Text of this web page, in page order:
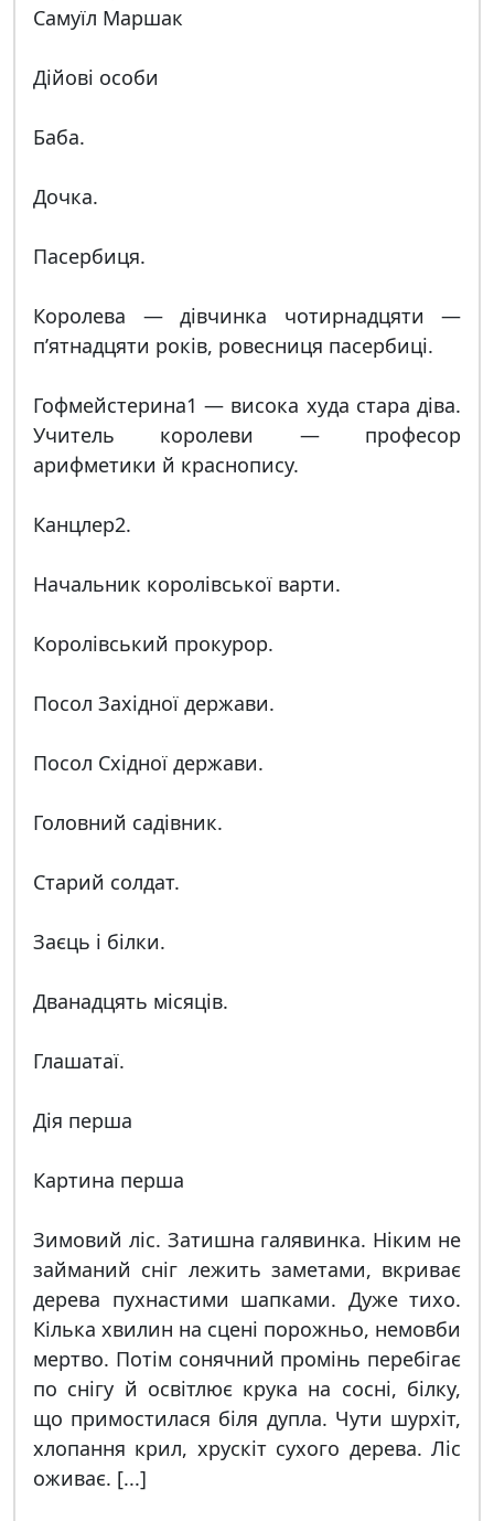
Самуїл Маршак
Дійові особи
Баба.
Дочка.
Пасербиця.
Королева — дівчинка чотирнадцяти —
п’ятнадцяти років, ровесниця пасербиці.
Гофмейстерина1 — висока худа стара діва.
Учитель королеви — професор
арифметики й краснопису.
Канцлер2.
Начальник королівської варти.
Королівський прокурор.
Посол Західної держави.
Посол Східної держави.
Головний садівник.
Старий солдат.
Заєць і білки.
Дванадцять місяців.
Глашатаї.
Дія перша
Картина перша
Зимовий ліс. Затишна галявинка. Ніким не
займаний сніг лежить заметами, вкриває
дерева пухнастими шапками. Дуже тихо.
Кілька хвилин на сцені порожньо, немовби
мертво. Потім сонячний промінь перебігає
по снігу й освітлює крука на сосні, білку,
що примостилася біля дупла. Чути шурхіт,
хлопання крил, хрускіт сухого дерева. Ліс
оживає. [...]